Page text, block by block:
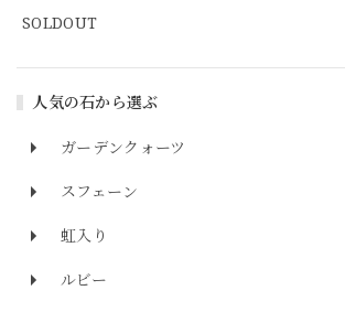
SOLDOUT
人気の石から選ぶ
ガーデンクォーツ
スフェーン
虹入り
ルビー